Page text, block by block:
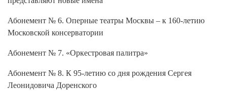
Абонемент № 6. Оперные театры Москвы – к 160-летию
Московской консерватории
Абонемент № 7. «Оркестровая палитра»
Абонемент № 8. К 95-летию со дня рождения Сергея
Леонидовича Доренского